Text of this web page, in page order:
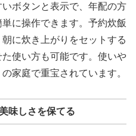
ボタンと表示で、年配の方
に操作できます。予約炊飯
に炊き上がりをセットする
使い方も可能です。使いや
家庭で重宝されています。
味しさを保てる